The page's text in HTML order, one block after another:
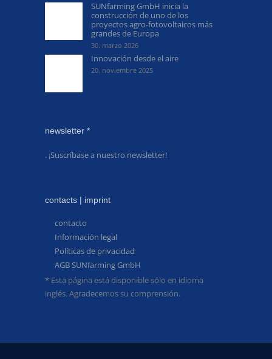
SUNfarming GmbH inicia la
construcción de uno de los
proyectos agro-fotovoltaicos más
grandes de Europa
30. marzo 2026
Innovación desde el aire
20. noviembre 2025
newsletter *
. ¡Suscríbase a nuestro newsletter!
contacts | imprint
contacto
Información legal
Políticas de privacidad
AGB SUNfarming GmbH
* Esta página está disponible sólo en idioma
inglés. Agradecemos su comprensión.